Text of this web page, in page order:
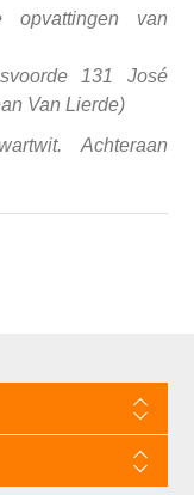
opvattingen van
131 José
Van Lierde)
Achteraan